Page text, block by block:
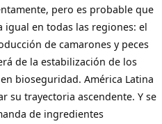
pero es probable que
igual en todas las regiones: el
de camarones y peces
de la estabilización de los
bioseguridad. América Latina
su trayectoria ascendente. Y se
de ingredientes